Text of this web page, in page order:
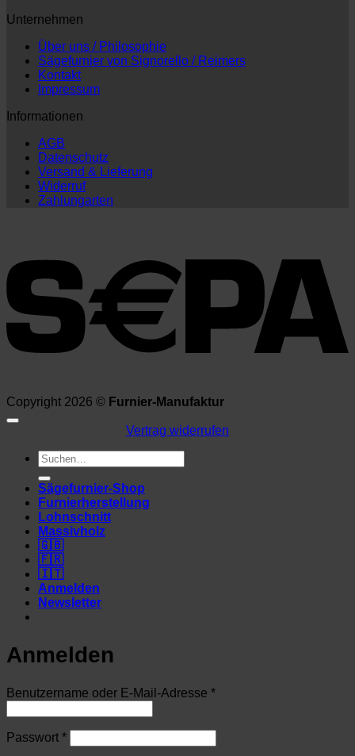
Unternehmen
Über uns / Philosophie
Sägefurnier von Signorello / Reimers
Kontakt
Impressum
Informationen
AGB
Datenschutz
Versand & Lieferung
Widerruf
Zahlungarten
Copyright 2026 © Furnier-Manufaktur
Vertrag widerrufen
Suchen
nach:
Sägefurnier-Shop
Furnierherstellung
Lohnschnitt
Massivholz
🇬🇧
🇫🇷
🇮🇹
Anmelden
Newsletter
Anmelden
Benutzername oder E-Mail-Adresse *Erforderlich
Passwort *Erforderlich